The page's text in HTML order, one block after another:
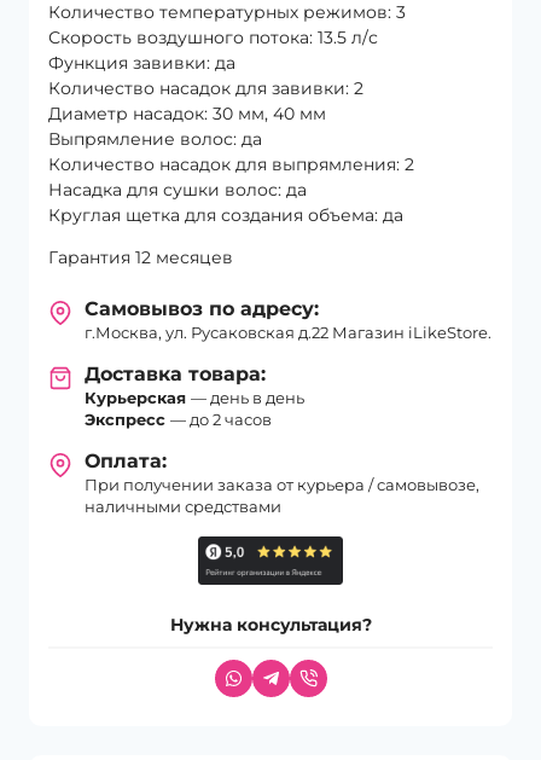
Количество температурных режимов: 3
Скорость воздушного потока: 13.5 л/с
Функция завивки: да
Количество насадок для завивки: 2
Диаметр насадок: 30 мм, 40 мм
Выпрямление волос: да
Количество насадок для выпрямления: 2
Насадка для сушки волос: да
Круглая щетка для создания объема: да
Гарантия 12 месяцев
Самовывоз по адресу:
г.Москва, ул. Русаковская д.22 Магазин iLikeStore.
Доставка товара:
Курьерская — день в день
Экспресс — до 2 часов
Оплата:
При получении заказа от курьера / самовывозе,
наличными средствами
Нужна консультация?